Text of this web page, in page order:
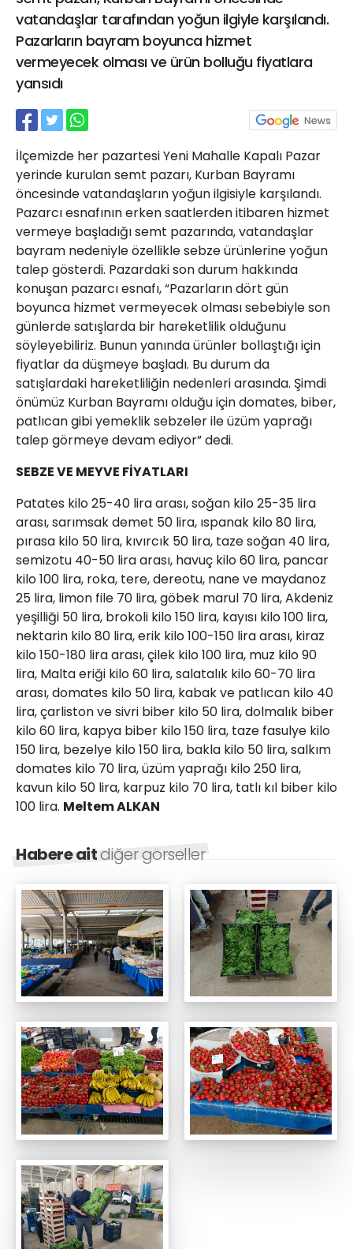
vatandaşlar tarafından yoğun ilgiyle karşılandı.
Pazarların bayram boyunca hizmet
vermeyecek olması ve ürün bolluğu fiyatlara
yansıdı
İlçemizde her pazartesi Yeni Mahalle Kapalı Pazar
yerinde kurulan semt pazarı, Kurban Bayramı
öncesinde vatandaşların yoğun ilgisiyle karşılandı.
Pazarcı esnafının erken saatlerden itibaren hizmet
vermeye başladığı semt pazarında, vatandaşlar
bayram nedeniyle özellikle sebze ürünlerine yoğun
talep gösterdi. Pazardaki son durum hakkında
konuşan pazarcı esnafı, “Pazarların dört gün
boyunca hizmet vermeyecek olması sebebiyle son
günlerde satışlarda bir hareketlilik olduğunu
söyleyebiliriz. Bunun yanında ürünler bollaştığı için
fiyatlar da düşmeye başladı. Bu durum da
satışlardaki hareketliliğin nedenleri arasında. Şimdi
önümüz Kurban Bayramı olduğu için domates, biber,
patlıcan gibi yemeklik sebzeler ile üzüm yaprağı
talep görmeye devam ediyor” dedi.
SEBZE VE MEYVE FİYATLARI
Patates kilo 25-40 lira arası, soğan kilo 25-35 lira
arası, sarımsak demet 50 lira, ıspanak kilo 80 lira,
pırasa kilo 50 lira, kıvırcık 50 lira, taze soğan 40 lira,
semizotu 40-50 lira arası, havuç kilo 60 lira, pancar
kilo 100 lira, roka, tere, dereotu, nane ve maydanoz
25 lira, limon file 70 lira, göbek marul 70 lira, Akdeniz
yeşilliği 50 lira, brokoli kilo 150 lira, kayısı kilo 100 lira,
nektarin kilo 80 lira, erik kilo 100-150 lira arası, kiraz
kilo 150-180 lira arası, çilek kilo 100 lira, muz kilo 90
lira, Malta eriği kilo 60 lira, salatalık kilo 60-70 lira
arası, domates kilo 50 lira, kabak ve patlıcan kilo 40
lira, çarliston ve sivri biber kilo 50 lira, dolmalık biber
kilo 60 lira, kapya biber kilo 150 lira, taze fasulye kilo
150 lira, bezelye kilo 150 lira, bakla kilo 50 lira, salkım
domates kilo 70 lira, üzüm yaprağı kilo 250 lira,
kavun kilo 50 lira, karpuz kilo 70 lira, tatlı kıl biber kilo
100 lira. Meltem ALKAN
Habere aitdiğer görseller
21 Gölcük
02624132333
haber@golcukpostasi.com